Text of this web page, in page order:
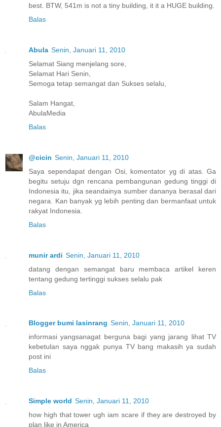
best. BTW, 541m is not a tiny building, it it a HUGE building.
Balas
Abula Senin, Januari 11, 2010
Selamat Siang menjelang sore,
Selamat Hari Senin,
Semoga tetap semangat dan Sukses selalu,
Salam Hangat,
AbulaMedia
Balas
@cicin Senin, Januari 11, 2010
Saya sependapat dengan Osi, komentator yg di atas. Ga
begitu setuju dgn rencana pembangunan gedung tinggi di
Indonesia itu, jika seandainya sumber dananya berasal dari
negara. Kan banyak yg lebih penting dan bermanfaat untuk
rakyat Indonesia.
Balas
munir ardi Senin, Januari 11, 2010
datang dengan semangat baru membaca artikel keren
tentang gedung tertinggi sukses selalu pak
Balas
Blogger bumi lasinrang Senin, Januari 11, 2010
informasi yangsanagat berguna bagi yang jarang lihat TV
kebetulan saya nggak punya TV bang makasih ya sudah
post ini
Balas
Simple world Senin, Januari 11, 2010
how high that tower ugh iam scare if they are destroyed by
plan like in America